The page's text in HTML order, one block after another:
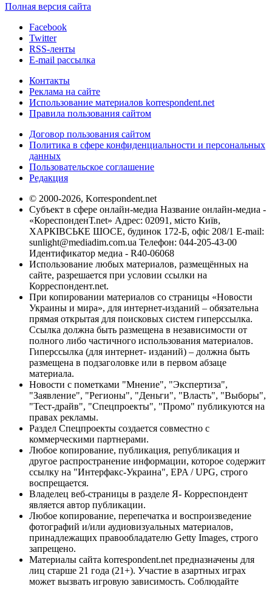
Полная версия сайта
Facebook
Twitter
RSS-ленты
E-mail рассылка
Контакты
Реклама на сайте
Использование материалов korrespondent.net
Правила пользования сайтом
Договор пользования сайтом
Политика в сфере конфиденциальности и персональных
данных
Пользовательское соглашение
Редакция
© 2000-2026, Korrespondent.net
Субъект в сфере онлайн-медиа Название онлайн-медиа -
«КореспонденТ.net» Адрес: 02091, місто Київ,
ХАРКІВСЬКЕ ШОСЕ, будинок 172-Б, офіс 208/1 E-mail:
sunlight@mediadim.com.ua Телефон: 044-205-43-00
Идентификатор медиа - R40-06068
Использование любых материалов, размещённых на
сайте, разрешается при условии ссылки на
Корреспондент.net.
При копировании материалов со страницы «Новости
Украины и мира», для интернет-изданий – обязательна
прямая открытая для поисковых систем гиперссылка.
Ссылка должна быть размещена в независимости от
полного либо частичного использования материалов.
Гиперссылка (для интернет- изданий) – должна быть
размещена в подзаголовке или в первом абзаце
материала.
Новости с пометками "Мнение", "Экспертиза",
"Заявление", "Регионы", "Деньги", "Власть", "Выборы",
"Тест-драйв", "Спецпроекты", "Промо" публикуются на
правах рекламы.
Раздел Спецпроекты создается совместно с
коммерческими партнерами.
Любое копирование, публикация, републикация и
другое распространение информации, которое содержит
ссылку на "Интерфакс-Украина", EPA / UPG, строго
воспрещается.
Владелец веб-страницы в разделе Я- Корреспондент
является автор публикации.
Любое копирование, перепечатка и воспроизведение
фотографий и/или аудиовизуальных материалов,
принадлежащих правообладателю Getty Images, строго
запрещено.
Материалы сайта korrespondent.net предназначены для
лиц старше 21 года (21+). Участие в азартных играх
может вызвать игровую зависимость. Соблюдайте